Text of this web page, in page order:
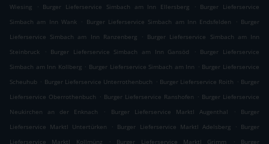
Wiesing
. Burger Lieferservice Simbach am Inn Ellersberg . Burger Lieferservice
Simbach am Inn Wank . Burger Lieferservice Simbach am Inn Endsfelden . Burger
Lieferservice Simbach am Inn Ranzenberg
. Burger Lieferservice Simbach am Inn
Steinbruck
. Burger Lieferservice Simbach am Inn Gansöd . Burger Lieferservice
Simbach am Inn Kollberg . Burger Lieferservice Simbach am Inn . Burger Lieferservice
Scheuhub . Burger Lieferservice Unterrothenbuch . Burger Lieferservice Roith . Burger
Lieferservice Oberrothenbuch . Burger Lieferservice Ranshofen . Burger Lieferservice
Neukirchen an der Enknach
. Burger Lieferservice Marktl Augenthal .
Burger
Lieferservice Marktl Untertürken
. Burger Lieferservice Marktl Adelsberg . Burger
Lieferservice Marktl Kollmünz
. Burger Lieferservice Marktl Grimm .
Burger